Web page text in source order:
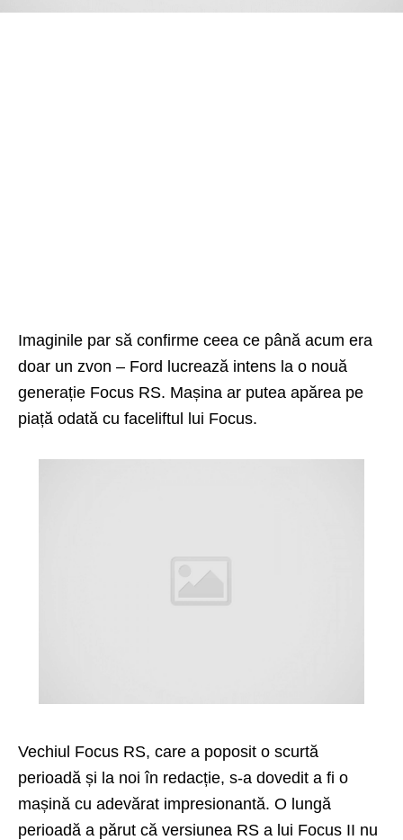
Imaginile par să confirme ceea ce până acum era
doar un zvon – Ford lucrează intens la o nouă
generație Focus RS. Mașina ar putea apărea pe
piață odată cu faceliftul lui Focus.
Vechiul Focus RS, care a poposit o scurtă
perioadă și la noi în redacție, s-a dovedit a fi o
mașină cu adevărat impresionantă. O lungă
perioadă a părut că versiunea RS a lui Focus II nu